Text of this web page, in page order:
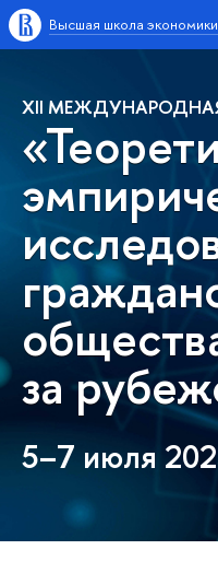
Высшая школа экономики
XII
за
5–7 июля